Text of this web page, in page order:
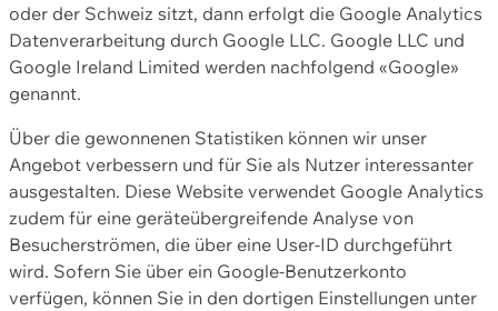
oder der Schweiz sitzt, dann erfolgt die Google Analytics
Datenverarbeitung durch Google LLC. Google LLC und
Google Ireland Limited werden nachfolgend «Google»
genannt.
Über die gewonnenen Statistiken können wir unser
Angebot verbessern und für Sie als Nutzer interessanter
ausgestalten. Diese Website verwendet Google Analytics
zudem für eine geräteübergreifende Analyse von
Besucherströmen, die über eine User-ID durchgeführt
wird. Sofern Sie über ein Google-Benutzerkonto
verfügen, können Sie in den dortigen Einstellungen unter